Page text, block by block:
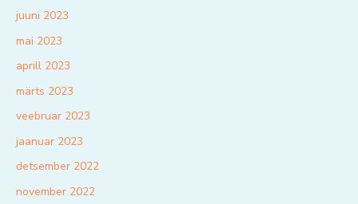
juuni 2023
mai 2023
aprill 2023
märts 2023
veebruar 2023
jaanuar 2023
detsember 2022
november 2022